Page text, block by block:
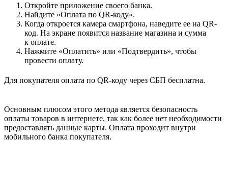
Откройте приложение своего банка.
Найдите «Оплата по QR-коду».
Когда откроется камера смартфона, наведите ее на QR-
код. На экране появится название магазина и сумма
к оплате.
Нажмите «Оплатить» или «Подтвердить», чтобы
провести оплату.
Для покупателя оплата по QR-коду через СБП бесплатна.
Основным плюсом этого метода является безопасность
оплаты товаров в интернете, так как более нет необходимости
предоставлять данные карты. Оплата проходит внутри
мобильного банка покупателя.